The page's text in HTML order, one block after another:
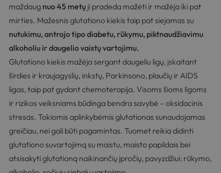
maždaug nuo 45 metųji pradeda mažėti ir mažėja iki pat
mirties. Mažesnis glutationo kiekis taip pat siejamas su
nutukimu, antrojo tipo diabetu, rūkymu, piktnaudžiavimu
alkoholiu ir daugelio vaistų vartojimu.
Glutationo kiekis mažėja sergant daugeliu ligų, įskaitant
širdies ir kraujagyslių, inkstų, Parkinsono, plaučių ir AIDS
ligas, taip pat gydant chemoterapija. Visoms šioms ligoms
ir rizikos veiksniams būdinga bendra savybė – oksidacinis
stresas. Tokiomis aplinkybėmis glutationas sunaudojamas
greičiau, nei gali būti pagamintas. Tuomet reikia didinti
glutationo suvartojimą su maistu, maisto papildais bei
atsisakyti glutationą naikinančių įpročių, pavyzdžiui: rūkymo,